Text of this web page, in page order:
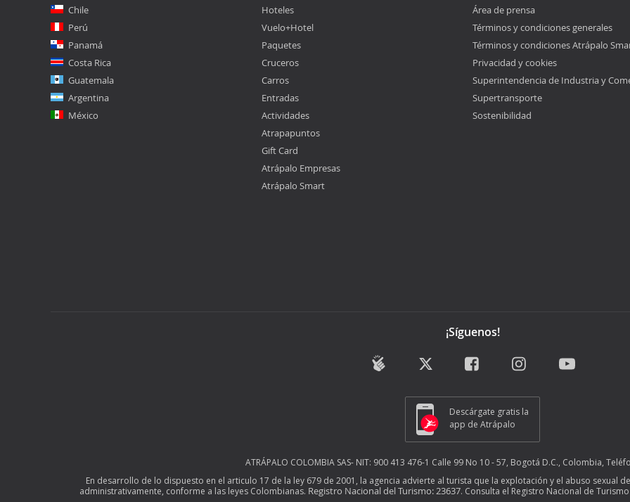
Chile
Perú
Panamá
Costa Rica
Guatemala
Argentina
México
Hoteles
Vuelo+Hotel
Paquetes
Cruceros
Carros
Entradas
Actividades
Atrapapuntos
Gift Card
Atrápalo Empresas
Atrápalo Smart
Área de prensa
Términos y condiciones generales
Términos y condiciones Atrápalo
Privacidad y cookies
Superintendencia de Industria y
Supertransporte
Sostenibilidad
¡Síguenos!
Descárgate gratis la
app de Atrápalo
ATRÁPALO COLOMBIA SAS- NIT: 900 413 476-1 Calle 99 No 10 - 57, Bogotá D.C., Colombia,
En desarrollo de lo dispuesto en el articulo 17 de la ley 679 de 2001, la agencia advierte al turista que la explotación y el abuso sexual
administrativamente, conforme a las leyes Colombianas. Registro Nacional del Turismo: 23637. Consulta el Registro Nacional de